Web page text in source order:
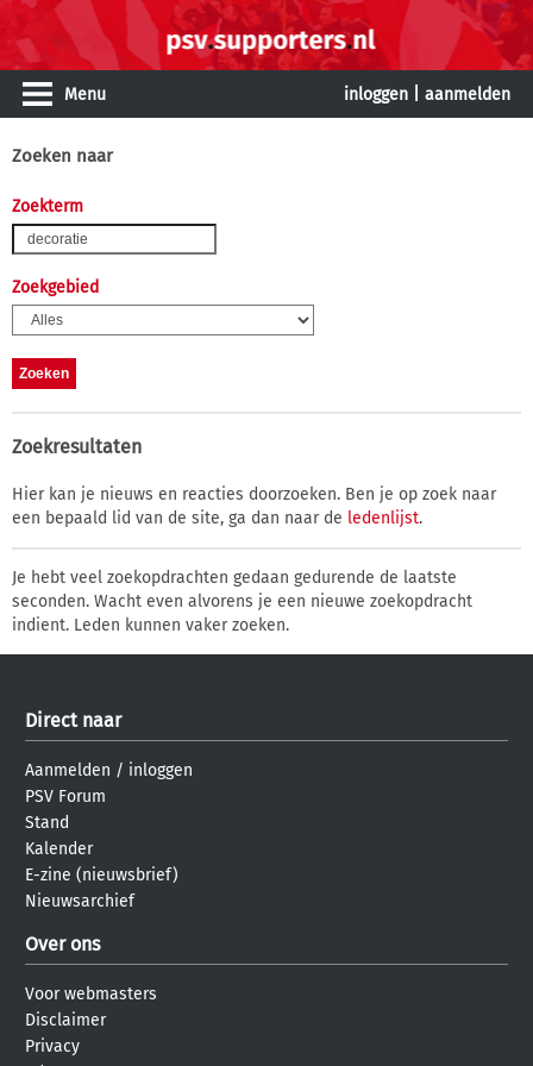
Menu inloggen aanmelden
Zoeken naar
Zoekterm
Zoekgebied
Zoekresultaten
Hier kan je nieuws en reacties doorzoeken. Ben je op zoek naar
een bepaald lid van de site, ga dan naar de ledenlijst.
Je hebt veel zoekopdrachten gedaan gedurende de laatste
seconden. Wacht even alvorens je een nieuwe zoekopdracht
indient. Leden kunnen vaker zoeken.
Direct naar
Aanmelden / inloggen
PSV Forum
Stand
Kalender
E-zine (nieuwsbrief)
Nieuwsarchief
Over ons
Voor webmasters
Disclaimer
Privacy